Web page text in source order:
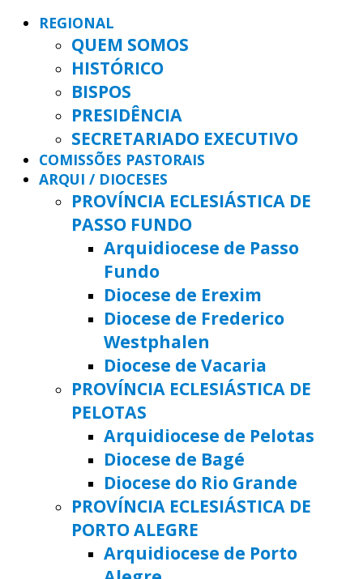
REGIONAL
QUEM SOMOS
HISTÓRICO
BISPOS
PRESIDÊNCIA
SECRETARIADO EXECUTIVO
COMISSÕES PASTORAIS
ARQUI / DIOCESES
PROVÍNCIA ECLESIÁSTICA DE
PASSO FUNDO
Arquidiocese de Passo
Fundo
Diocese de Erexim
Diocese de Frederico
Westphalen
Diocese de Vacaria
PROVÍNCIA ECLESIÁSTICA DE
PELOTAS
Arquidiocese de Pelotas
Diocese de Bagé
Diocese do Rio Grande
PROVÍNCIA ECLESIÁSTICA DE
PORTO ALEGRE
Arquidiocese de Porto